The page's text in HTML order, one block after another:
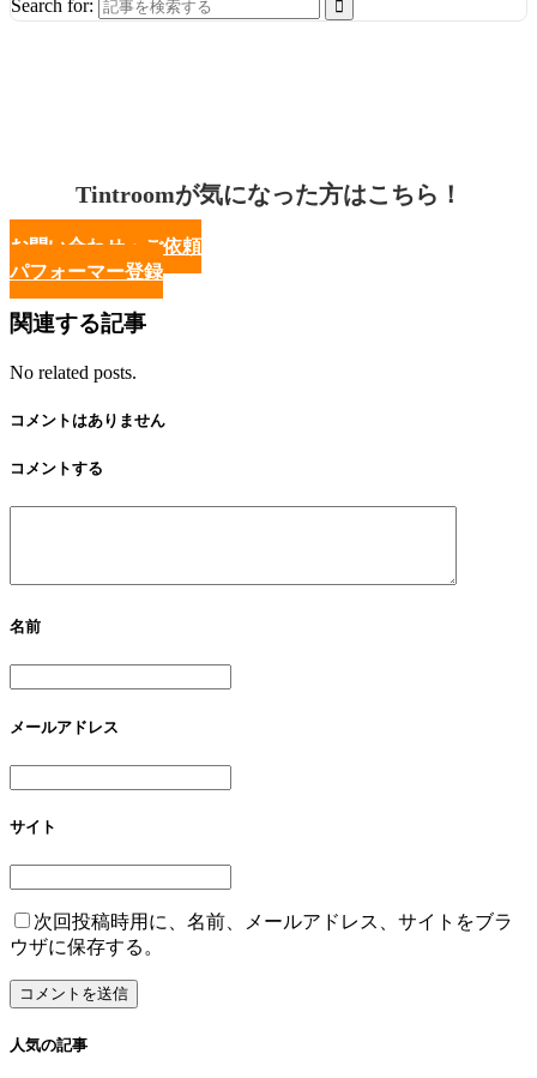
Search for:
Tintroomが気になった方はこちら！
お問い合わせ・ご依頼
パフォーマー登録
関連する記事
No related posts.
コメントはありません
コメントする
名前
メールアドレス
サイト
次回投稿時用に、名前、メールアドレス、サイトをブラ
ウザに保存する。
人気の記事